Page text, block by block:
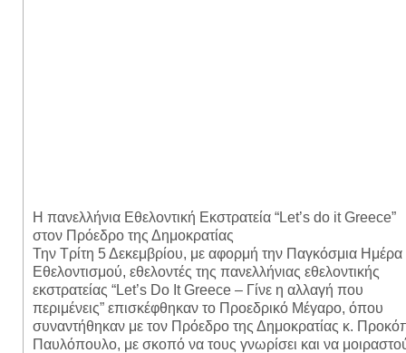
Η πανελλήνια Εθελοντική Εκστρατεία “Let’s do it Greece”
στον Πρόεδρο της Δημοκρατίας
Την Τρίτη 5 Δεκεμβρίου, με αφορμή την Παγκόσμια Ημέρα
Εθελοντισμού, εθελοντές της πανελλήνιας εθελοντικής
εκστρατείας “Let’s Do It Greece – Γίνε η αλλαγή που
περιμένεις” επισκέφθηκαν το Προεδρικό Μέγαρο, όπου
συναντήθηκαν με τον Πρόεδρο της Δημοκρατίας κ.
Παυλόπουλο, με σκοπό να τους γνωρίσει και να